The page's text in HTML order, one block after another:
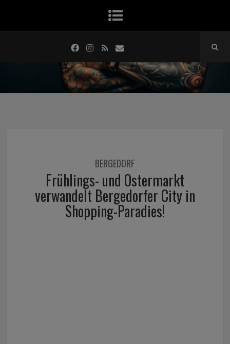
BERGEDORF
Frühlings- und Ostermarkt
verwandelt Bergedorfer City in
Shopping-Paradies!